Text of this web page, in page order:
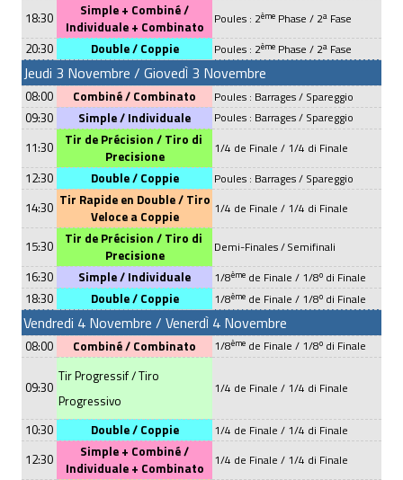
18:30
Simple + Combiné /
Individuale+ Combinato Poules : 2ème Phase / 2a Fase
20:30 Double / Coppie Poules : 2ème Phase / 2a Fase
Jeudi 3 Novembre / GiovedÌ 3 Novembre
08:00 Combiné / Combinato Poules : Barrages / Spareggio
09:30 Simple / Individuale Poules : Barrages / Spareggio
11:30
Tir de Précision / Tiro di
Precisione
1/4 de Finale / 1/4 di Finale
12:30 Double / Coppie Poules : Barrages / Spareggio
14:30 Tir Rapide en Double / Tiro
Veloce a Coppie
1/4 de Finale / 1/4 di Finale
15:30
Tir de Précision / Tiro di
Precisione
Demi-Finales /Semifinali
16:30 Simple / Individuale 1/8ème de Finale / 1/8o di Finale
18:30 Double / Coppie 1/8ème de Finale / 1/8o di Finale
Vendredi 4 Novembre / VenerdÌ 4 Novembre
08:00 Combiné / Combinato 1/8ème de Finale / 1/8o di Finale
09:30
Tir Progressif / Tiro
Progressivo
1/4 de Finale / 1/4 di Finale
10:30 Double / Coppie 1/4 de Finale / 1/4 di Finale
12:30
Simple + Combiné /
Individuale+ Combinato 1/4 de Finale / 1/4 di Finale